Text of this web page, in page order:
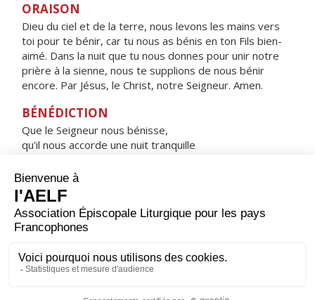
ORAISON
Dieu du ciel et de la terre, nous levons les mains vers
toi pour te bénir, car tu nous as bénis en ton Fils bien-
aimé. Dans la nuit que tu nous donnes pour unir notre
prière à la sienne, nous te supplions de nous bénir
encore. Par Jésus, le Christ, notre Seigneur. Amen.
BÉNÉDICTION
Que le Seigneur nous bénisse,
qu'il nous accorde une nuit tranquille
HYMNE : HEUREUSE ES-TU, VIERGE MARIE !
Heureuse es-tu, Vierge Marie !
Par toi, le salut est entré dans le monde.
Comblée de gloire, tu te réjouis devant le Seigneur,
Sainte Mère de Dieu,